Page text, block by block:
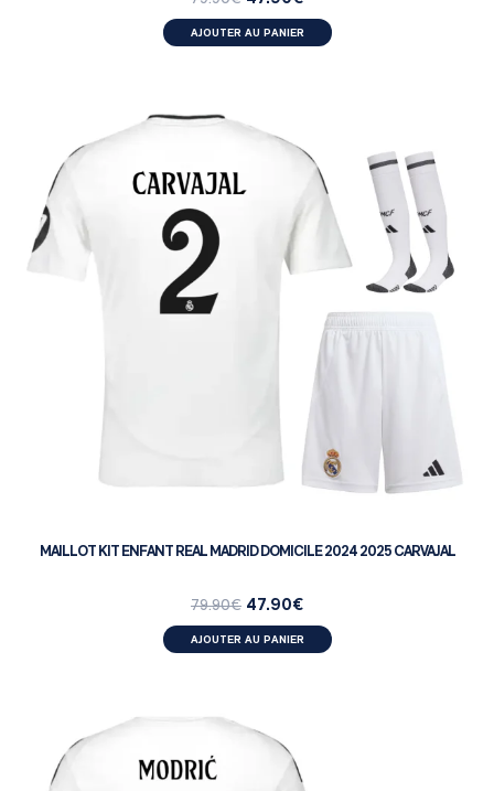
AJOUTER AU PANIER
MAILLOT KIT ENFANT REAL MADRID DOMICILE 2024 2025 CARVAJAL
79.90€ 47.90€
AJOUTER AU PANIER